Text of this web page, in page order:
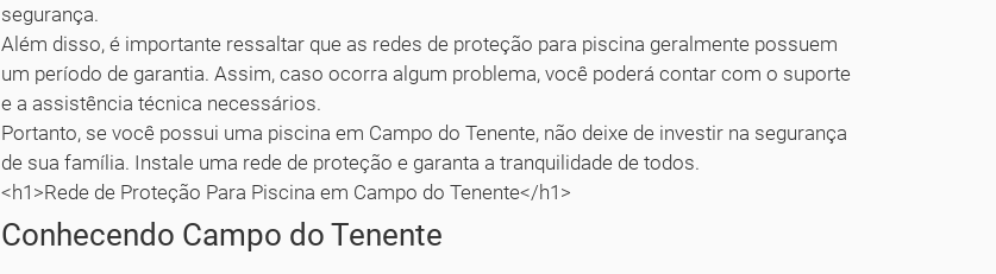
segurança.
Além disso, é importante ressaltar que as redes de proteção para piscina geralmente possuem
um período de garantia. Assim, caso ocorra algum problema, você poderá contar com o suporte
e a assistência técnica necessários.
Portanto, se você possui uma piscina em Campo do Tenente, não deixe de investir na segurança
de sua família. Instale uma rede de proteção e garanta a tranquilidade de todos.
<h1>Rede de Proteção Para Piscina em Campo do Tenente</h1>
Conhecendo Campo do Tenente